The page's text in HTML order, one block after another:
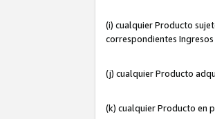
(i) cualquier Producto
correspondientes
(j) cualquier Producto
(k) cualquier Producto en